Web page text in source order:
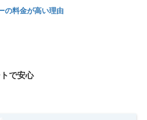
の料金が高い理由
で安心